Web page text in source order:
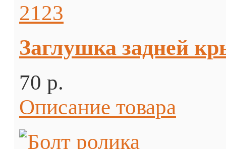
Заглушка задней
70 p.
Описание товара